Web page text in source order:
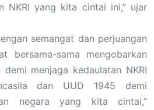
NKRI yang kita cintai ini,” ujar
semangat dan perjuangan
bersama-sama mengobarkan
demi menjaga kedaulatan NKRI
dan UUD 1945 demi
negara yang kita cintai,”